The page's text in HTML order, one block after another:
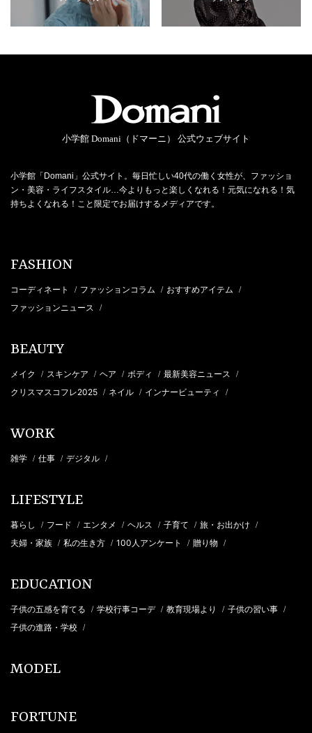
小学館 Domani（ドマーニ） 公式ウェブサイト
小学館「Domani」公式サイト。毎日忙しい40代の働く女性が、ファッショ
ン・美容・ライフスタイル…今よりもっと楽しくなれる！元気になれる！気
持ちよくなれる！こと限定でお届けするメディアです。
FASHION
コーディネート / ファッションコラム / おすすめアイテム /
ファッションニュース /
BEAUTY
メイク / スキンケア / ヘア / ボディ / 最新美容ニュース /
クリスマスコフレ2025 / ネイル / インナービューティ /
WORK
雑学 / 仕事 / デジタル /
LIFESTYLE
暮らし / フード / エンタメ / ヘルス / 子育て / 旅・お出かけ /
夫婦・家族 / 私の生き方 / 100人アンケート / 贈り物 /
EDUCATION
子供の五感を育てる / 学校行事コーデ / 教育現場より / 子供の習い事 /
子供の進路・学校 /
MODEL
FORTUNE